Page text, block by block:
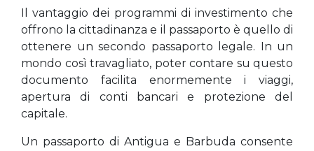
Il vantaggio dei programmi di investimento che
offrono la cittadinanza e il passaporto è quello di
ottenere un secondo passaporto legale. In un
mondo così travagliato, poter contare su questo
documento facilita enormemente i viaggi,
apertura di conti bancari e protezione del
capitale.
Un passaporto di Antigua e Barbuda consente